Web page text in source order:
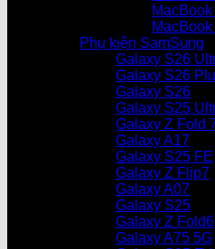
Phụ kiện SamSung
Galaxy S26
Galaxy S26
Galaxy S26
Galaxy S25
Galaxy Z Fold
Galaxy A17
Galaxy S25 FE
Galaxy Z Flip7
Galaxy A07
Galaxy S25
Galaxy Z Fold6
Galaxy A75 5G